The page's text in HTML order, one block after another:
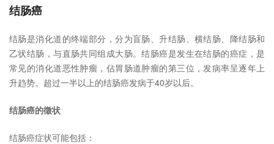
结肠癌
结肠是消化道的终端部分，分为盲肠、升结肠、横结肠、降结肠和
乙状结肠，与直肠共同组成大肠。结肠癌是发生在结肠的癌症，是
常见的消化道恶性肿瘤，佔胃肠道肿瘤的第三位，发病率呈逐年上
升趋势。超过一半以上的结肠癌发病于40岁以后。
结肠癌的徵状
结肠癌症状可能包括：